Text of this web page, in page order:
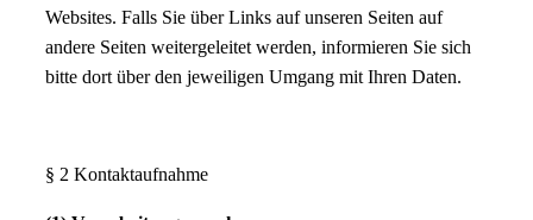
Websites. Falls Sie über Links auf unseren Seiten auf
andere Seiten weitergeleitet werden, informieren Sie sich
bitte dort über den jeweiligen Umgang mit Ihren Daten.
§ 2 Kontaktaufnahme